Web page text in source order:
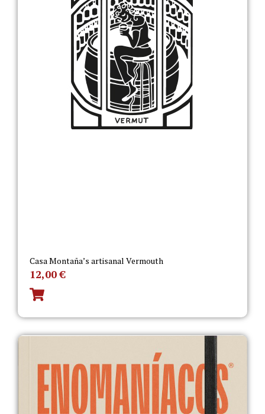
Casa Montaña’s artisanal Vermouth
12,00€